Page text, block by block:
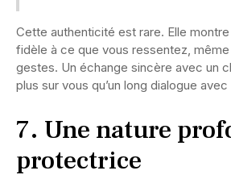
Cette authenticité est rare. Elle
fidèle à ce que vous ressentez,
gestes. Un échange sincère avec un
plus sur vous qu’un long dialogue avec
7. Une nature
protectrice